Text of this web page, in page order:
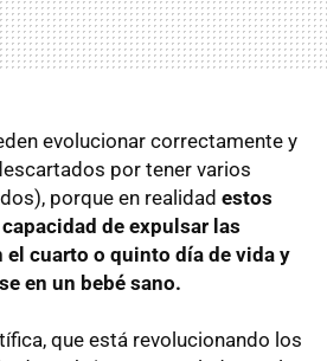
evolucionar correctamente y
por tener varios
porque en realidad estos
de expulsar las
el cuarto o quinto día de vida y
en un bebé sano.
que está revolucionando los